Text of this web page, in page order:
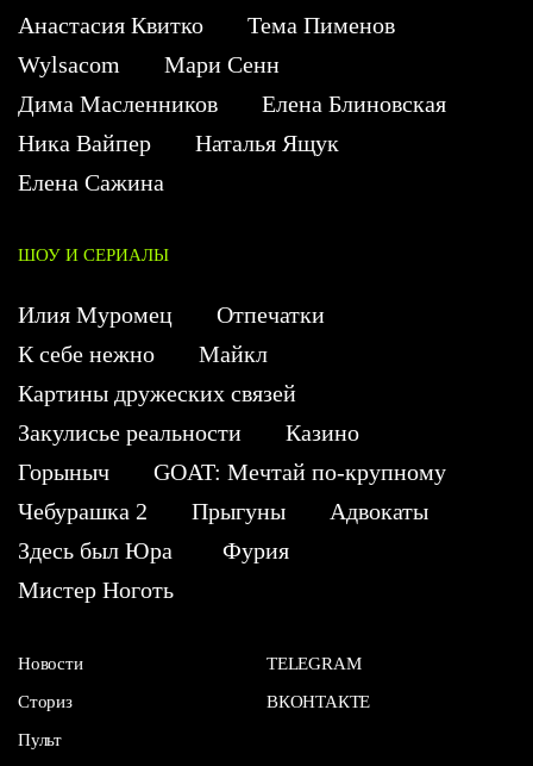
Анастасия Квитко
Тема Пименов
Wylsacom
Мари Сенн
Дима Масленников
Елена Блиновская
Ника Вайпер
Наталья Ящук
Елена Сажина
ШОУ И СЕРИАЛЫ
Илия Муромец
Отпечатки
К себе нежно
Майкл
Картины дружеских связей
Закулисье реальности
Казино
Горыныч
GOAT: Мечтай по-крупному
Чебурашка 2
Прыгуны
Адвокаты
Здесь был Юра
Фурия
Мистер Ноготь
Новости
Сториз
Пульт
TELEGRAM
ВКОНТАКТЕ